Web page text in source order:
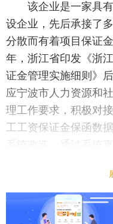
该企业是一家具
设企业，先后承接了
分散而有着项目保证
年，浙江省印发《浙
证金管理实施细则》
应宁波市人力资源和
理工作要求，积极对
工工资保证金保函数
函申请，银行在平台
数据反馈至市人社局
函提供保障，同时满